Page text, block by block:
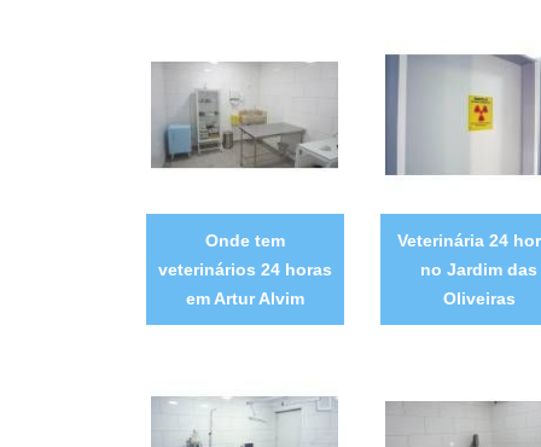
Onde tem
veterinários 24 horas
em Artur Alvim
Veterinária 24
no Jardim das
Oliveiras